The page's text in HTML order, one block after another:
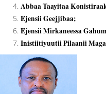
Abbaa Taayitaa
Ejensii Geejjibaa;
Ejensii Mirkaneessa
Inistiitiyuutii Pilaanii